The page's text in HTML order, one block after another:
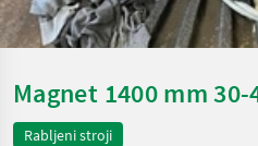
Magnet 1400 mm
Rabljeni stroji